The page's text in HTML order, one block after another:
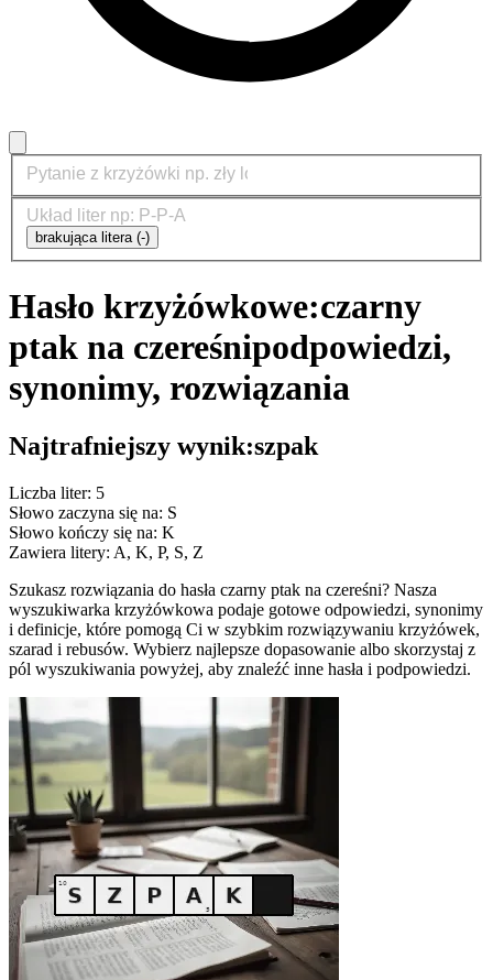
brakująca litera (-)
Hasło krzyżówkowe:czarny
ptak na czereśnipodpowiedzi,
synonimy, rozwiązania
Najtrafniejszy wynik:szpak
Liczba liter: 5
Słowo zaczyna się na: S
Słowo kończy się na: K
Zawiera litery: A, K, P, S, Z
Szukasz rozwiązania do hasła czarny ptak na czereśni? Nasza
wyszukiwarka krzyżówkowa podaje gotowe odpowiedzi, synonimy
i definicje, które pomogą Ci w szybkim rozwiązywaniu krzyżówek,
szarad i rebusów. Wybierz najlepsze dopasowanie albo skorzystaj z
pól wyszukiwania powyżej, aby znaleźć inne hasła i podpowiedzi.